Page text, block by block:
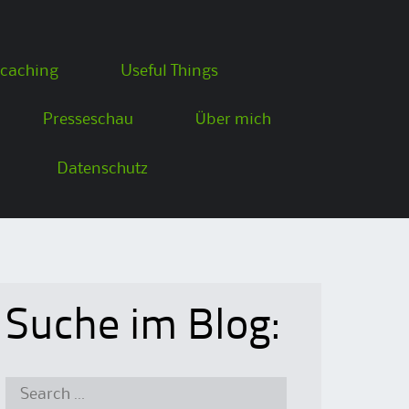
Useful Things
Presseschau Über mich
Datenschutz
Suche im Blog:
Search